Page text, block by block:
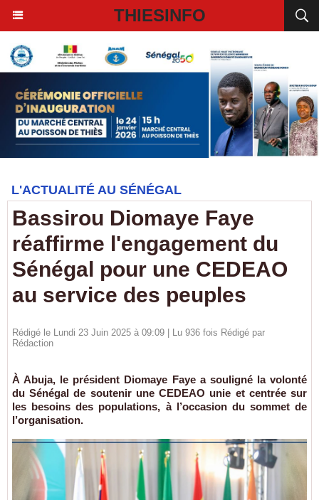
THIESINFO
L'ACTUALITÉ AU SÉNÉGAL
Bassirou Diomaye Faye
réaffirme l'engagement du
Sénégal pour une CEDEAO
au service des peuples
Rédigé le Lundi 23 Juin 2025 à 09:09 | Lu 936 fois Rédigé par
Rédaction
À Abuja, le président Diomaye Faye a souligné la volonté
du Sénégal de soutenir une CEDEAO unie et centrée sur
les besoins des populations, à l’occasion du sommet de
l’organisation.